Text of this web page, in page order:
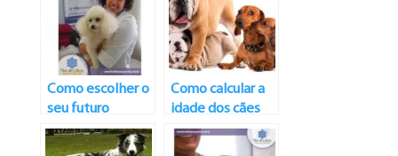
Como escolher o
seu futuro
melhor amigo?
Raças: Poodle
Como calcular a
idade dos cães